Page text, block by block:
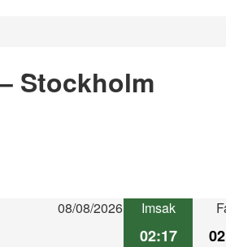
Stockholm
08/08/2026 Imsak
02:17